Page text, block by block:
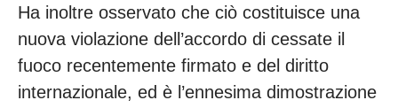
Ha inoltre osservato che ciò costituisce una
nuova violazione dell’accordo di cessate il
fuoco recentemente firmato e del diritto
internazionale, ed è l’ennesima dimostrazione